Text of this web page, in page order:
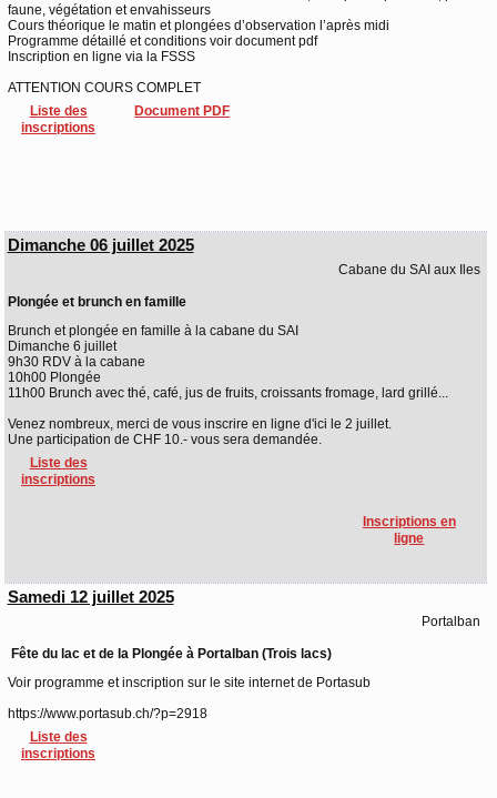
faune, végétation et envahisseurs
Cours théorique le matin et plongées d’observation l’après midi
Programme détaillé et conditions voir document pdf
Inscription en ligne via la FSSS
ATTENTION COURS COMPLET
Liste des
inscriptions
Document PDF
Dimanche 06 juillet 2025
Cabane du SAI aux Iles
Plongée et brunch en famille
Brunch et plongée en famille à la cabane du SAI
Dimanche 6 juillet
9h30 RDV à la cabane
10h00 Plongée
11h00 Brunch avec thé, café, jus de fruits, croissants fromage, lard grillé...
Venez nombreux, merci de vous inscrire en ligne d'ici le 2 juillet.
Une participation de CHF 10.- vous sera demandée.
Liste des
inscriptions
Inscriptions en
ligne
Samedi 12 juillet 2025
Portalban
Fête du lac et de la Plongée à Portalban (Trois lacs)
Voir programme et inscription sur le site internet de Portasub
https://www.portasub.ch/?p=2918
Liste des
inscriptions